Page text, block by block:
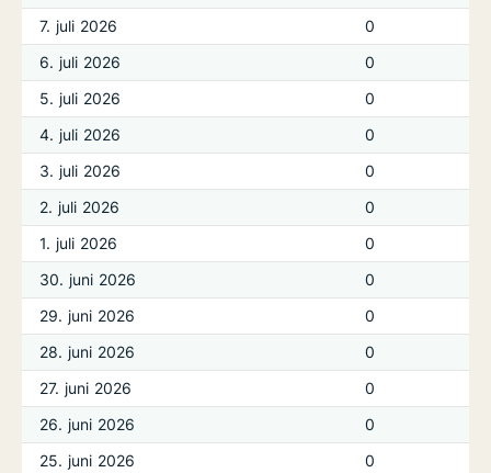
7. juli 2026
0
6. juli 2026
0
5. juli 2026
0
4. juli 2026
0
3. juli 2026
0
2. juli 2026
0
1. juli 2026
0
30. juni 2026
0
29. juni 2026
0
28. juni 2026
0
27. juni 2026
0
26. juni 2026
0
25. juni 2026
0